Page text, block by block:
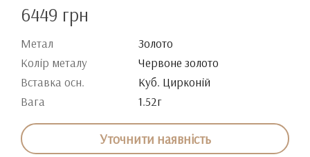
6449 грн
Метал
Золото
Колір металу
Червоне золото
Вставка осн.
Куб. Цирконій
Вага
1.52г
Уточнити наявність